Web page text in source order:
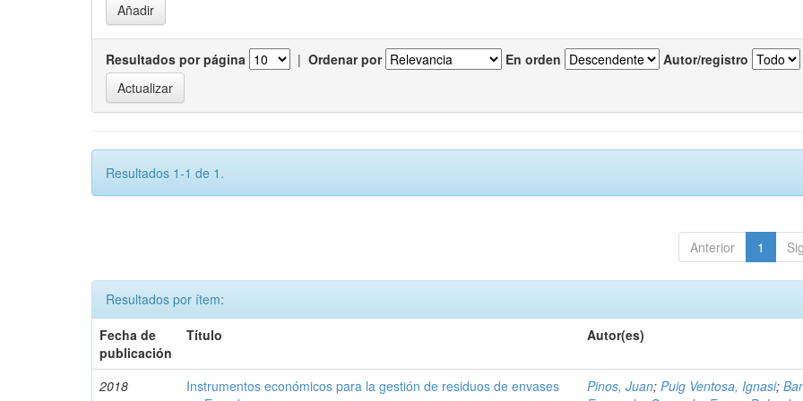
Resultados por página | Ordenar por En orden Autor/registro
Resultados 1-1 de 1.
Anterior 1
Resultados por ítem:
Fecha de
publicación
Título Autor(es)
2018
Instrumentos económicos para la gestión de residuos de envases
Pinos, Juan;Puig Ventosa, Ignasi;